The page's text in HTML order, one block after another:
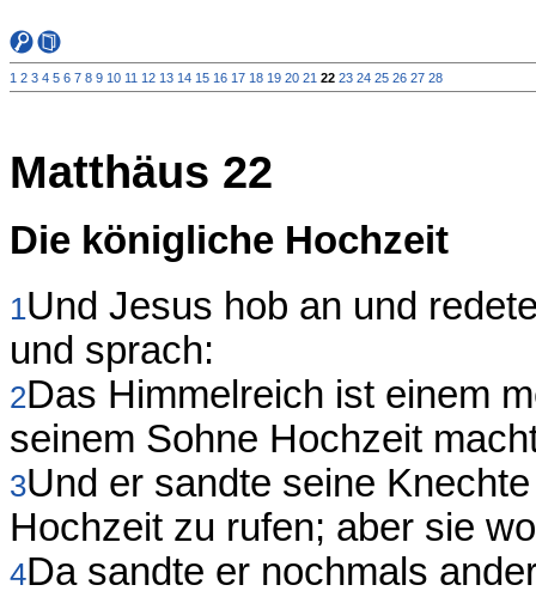
1 2 3 4 5 6 7 8 9 10 11 12 13 14 15 16 17 18 19 20 21 22 23 24 25 26 27 28
Matthäus 22
Die königliche Hochzeit
1Und Jesus hob an und
und sprach:
2Das Himmelreich ist einem
seinem Sohne Hochzeit
3Und er sandte seine
Hochzeit zu rufen; aber sie
4Da sandte er nochmals